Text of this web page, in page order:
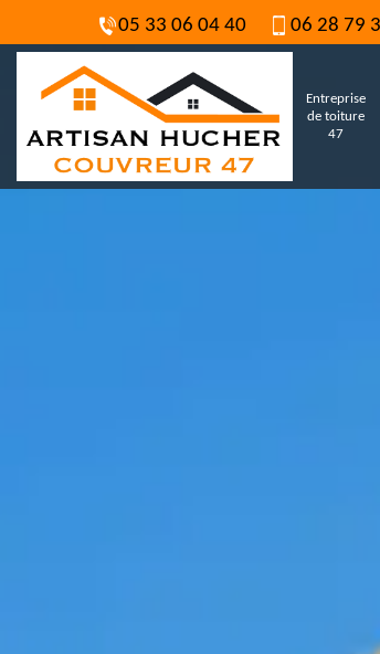
05 33 06 04 40 06 28 79
Entreprise
de toiture
47